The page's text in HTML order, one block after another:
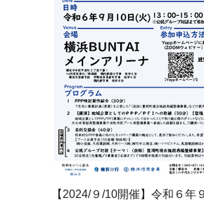
【2024/９/10開催】令和６年